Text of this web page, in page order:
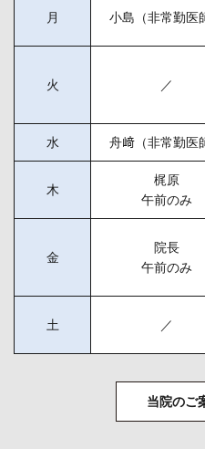
月 小島（非常勤医
火 ／
水 舟﨑（非常勤医
木
梶原
午前のみ
金
院長
午前のみ
土 ／
当院のご